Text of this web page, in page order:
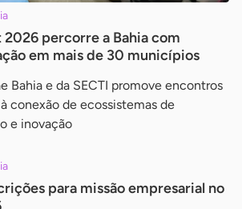
percorre a Bahia com
em mais de 30 municípios
Bahia e da SECTI promove encontros
conexão de ecossistemas de
e inovação
para missão empresarial no